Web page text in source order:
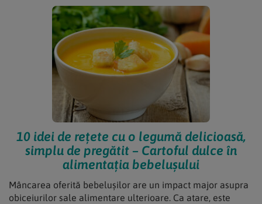
10 idei de rețete cu o legumă delicioasă,
simplu de pregătit – Cartoful dulce în
alimentația bebelușului
Mâncarea oferită bebelușilor are un impact major asupra
obiceiurilor sale alimentare ulterioare. Ca atare, este